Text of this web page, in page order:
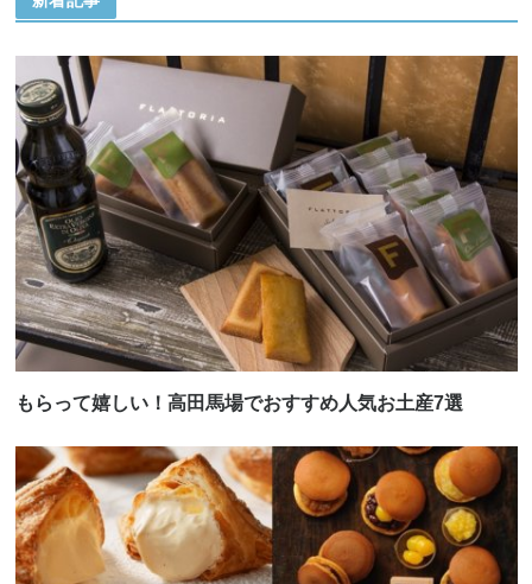
もらって嬉しい！高田馬場でおすすめ人気お土産7選